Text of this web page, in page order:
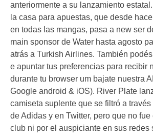
anteriormente a su lanzamiento
la casa para apuestas, que desde
en todas las mangas, pasa a new ser
main sponsor de Water hasta agosto
atrás a Turkish Airlines. También
e apuntar tus preferencias para recibir
durante tu browser um bajate nuestra
Google android & iOS). River Plate
camiseta suplente que se filtró a través
de Adidas y en Twitter, pero que no fue
club ni por el auspiciante en sus redes